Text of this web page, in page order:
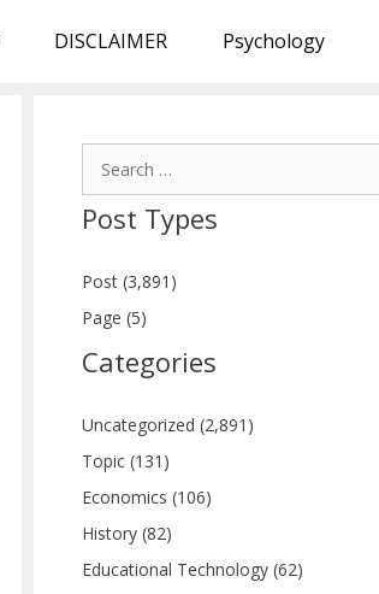
DISCLAIMER Psychology
Post Types
Post (3,891)
Page (5)
Categories
Uncategorized (2,891)
Topic (131)
Economics (106)
History (82)
Educational Technology (62)